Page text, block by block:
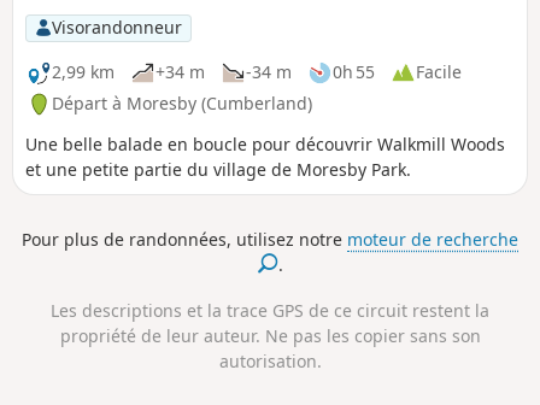
Visorandonneur
2,99 km
+34 m -34 m 0h 55
Facile
Départ à Moresby (Cumberland)
Une belle balade en boucle pour découvrir Walkmill Woods
et une petite partie du village de Moresby Park.
Pour plus de randonnées, utilisez notre moteur de recherche
.
Les descriptions et la trace GPS de ce circuit restent la
propriété de leur auteur. Ne pas les copier sans son
autorisation.